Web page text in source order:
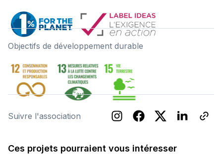
Objectifs de développement durable
Suivre l'association
Ces projets pourraient vous intéresser